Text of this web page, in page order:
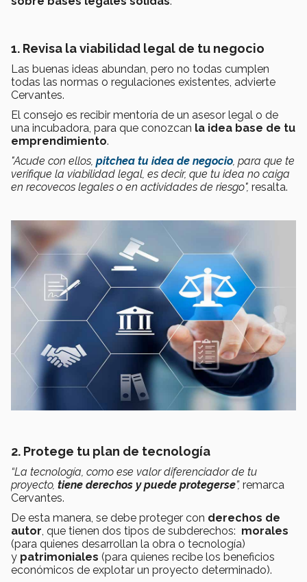
1. Revisa la viabilidad legal de tu negocio
Las buenas ideas abundan, pero no todas cumplen
todas las normas o regulaciones existentes, advierte
Cervantes.
El consejo es recibir mentoría de un asesor legal o de
una incubadora, para que conozcan la idea base de tu
emprendimiento.
"Acude con ellos, pitchea tu idea de negocio, para que te
verifique la viabilidad legal, es decir, que tu idea no caiga
en recovecos legales o en actividades de riesgo", resalta.
2. Protege tu plan de tecnología
“La tecnología, como ese valor diferenciador de tu
proyecto, tiene derechos y puede protegerse”, remarca
Cervantes.
De esta manera, se debe proteger con derechos de
autor, que tienen dos tipos de subderechos: morales
(para quienes desarrollan la obra o tecnología)
y patrimoniales (para quienes recibe los beneficios
económicos de explotar un proyecto determinado).